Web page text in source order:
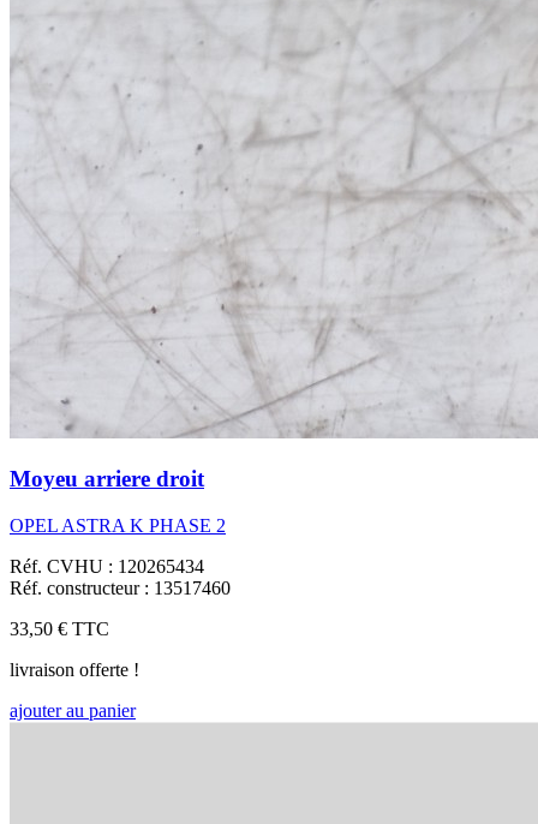
Moyeu arriere droit
OPEL ASTRA K PHASE 2
Réf. CVHU : 120265434
Réf. constructeur : 13517460
33,50 € TTC
livraison offerte !
ajouter au panier